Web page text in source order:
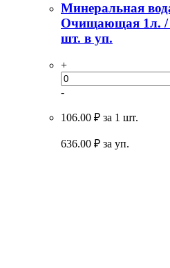
Минеральная
Очищающая 1л. /
шт. в уп.
+
-
106.00 ₽ за 1 шт.
636.00 ₽ за уп.